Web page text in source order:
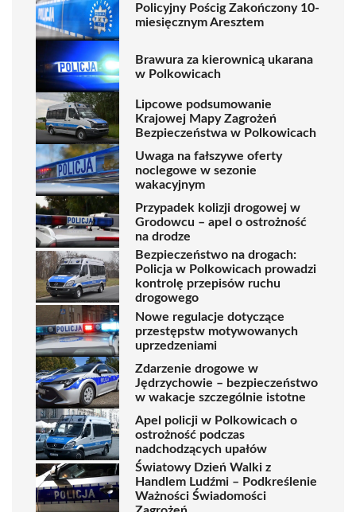
Policyjny Pościg Zakończony 10-
miesięcznym Aresztem
Brawura za kierownicą ukarana
w Polkowicach
Lipcowe podsumowanie
Krajowej Mapy Zagrożeń
Bezpieczeństwa w Polkowicach
Uwaga na fałszywe oferty
noclegowe w sezonie
wakacyjnym
Przypadek kolizji drogowej w
Grodowcu – apel o ostrożność
na drodze
Bezpieczeństwo na drogach:
Policja w Polkowicach prowadzi
kontrolę przepisów ruchu
drogowego
Nowe regulacje dotyczące
przestępstw motywowanych
uprzedzeniami
Zdarzenie drogowe w
Jędrzychowie – bezpieczeństwo
w wakacje szczególnie istotne
Apel policji w Polkowicach o
ostrożność podczas
nadchodzących upałów
Światowy Dzień Walki z
Handlem Ludźmi – Podkreślenie
Ważności Świadomości